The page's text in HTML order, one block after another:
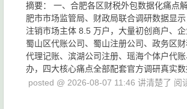
摘要： 一、合肥各区财税外包数据化痛点
肥市市场监管局、财政局联合调研数据显示
注销市场主体 8.5 万户，大量初创商户、
蜀山区代账公司、蜀山注册公司、政务区
代理记账、滨湖公司注册、瑶海个体户代
办，四大核心痛点全部配套官方调研真实数
posted @ 2026-08-07 11:46 讲清楚了 阅